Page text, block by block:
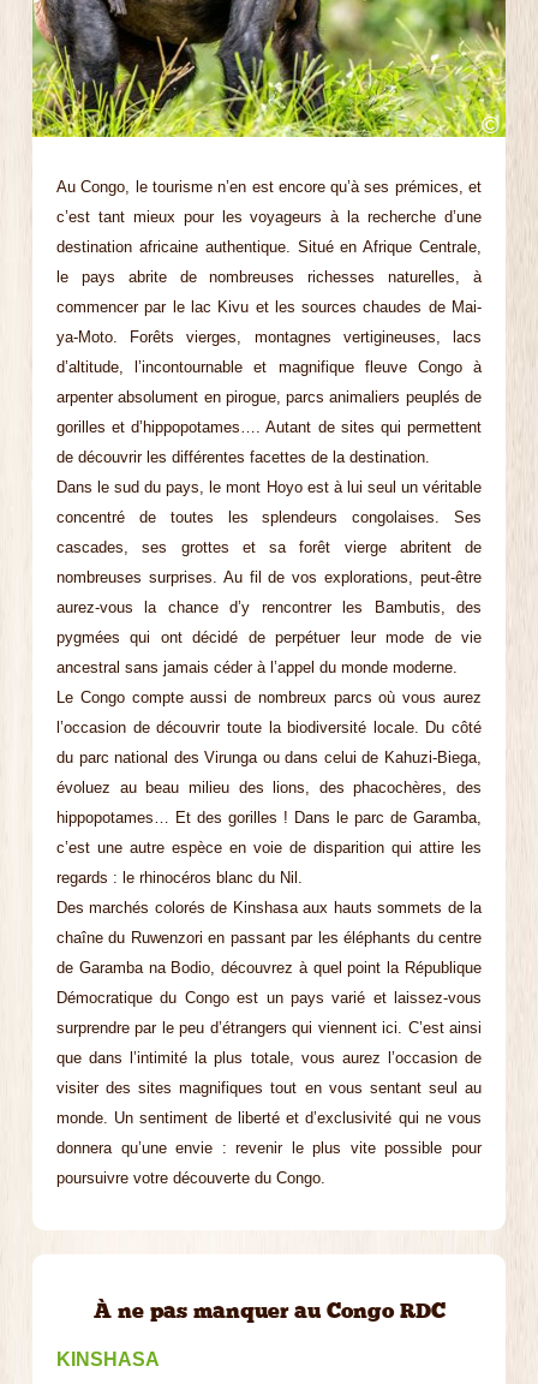
©
Au Congo, le tourisme n’en est encore qu’à ses prémices, et
c’est tant mieux pour les voyageurs à la recherche d’une
destination africaine authentique. Situé en Afrique Centrale,
le pays abrite de nombreuses richesses naturelles, à
commencer par le lac Kivu et les sources chaudes de Mai-
ya-Moto. Forêts vierges, montagnes vertigineuses, lacs
d’altitude, l’incontournable et magnifique fleuve Congo à
arpenter absolument en pirogue, parcs animaliers peuplés de
gorilles et d’hippopotames…. Autant de sites qui permettent
de découvrir les différentes facettes de la destination.
Dans le sud du pays, le mont Hoyo est à lui seul un véritable
concentré de toutes les splendeurs congolaises. Ses
cascades, ses grottes et sa forêt vierge abritent de
nombreuses surprises. Au fil de vos explorations, peut-être
aurez-vous la chance d’y rencontrer les Bambutis, des
pygmées qui ont décidé de perpétuer leur mode de vie
ancestral sans jamais céder à l’appel du monde moderne.
Le Congo compte aussi de nombreux parcs où vous aurez
l’occasion de découvrir toute la biodiversité locale. Du côté
du parc national des Virunga ou dans celui de Kahuzi-Biega,
évoluez au beau milieu des lions, des phacochères, des
hippopotames… Et des gorilles ! Dans le parc de Garamba,
c’est une autre espèce en voie de disparition qui attire les
regards : le rhinocéros blanc du Nil.
Des marchés colorés de Kinshasa aux hauts sommets de la
chaîne du Ruwenzori en passant par les éléphants du centre
de Garamba na Bodio, découvrez à quel point la République
Démocratique du Congo est un pays varié et laissez-vous
surprendre par le peu d’étrangers qui viennent ici. C’est ainsi
que dans l’intimité la plus totale, vous aurez l’occasion de
visiter des sites magnifiques tout en vous sentant seul au
monde. Un sentiment de liberté et d’exclusivité qui ne vous
donnera qu’une envie : revenir le plus vite possible pour
poursuivre votre découverte du Congo.
À ne pas manquer au Congo RDC
KINSHASA